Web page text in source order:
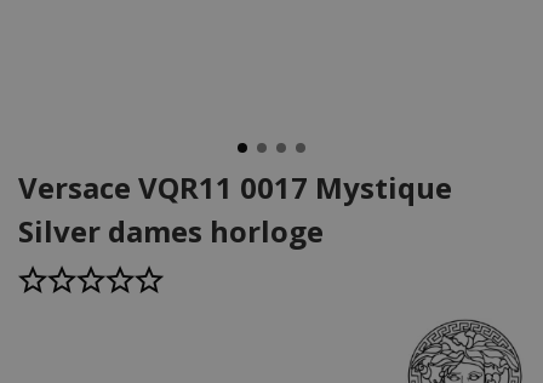
Versace VQR11 0017 Mystique
Silver dames horloge